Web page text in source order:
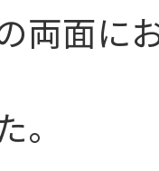
両面に
。